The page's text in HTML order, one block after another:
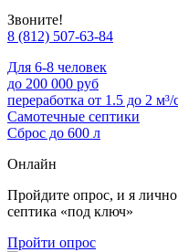
Звоните!
8 (812) 507-63-84
Для 6-8 человек
до 200 000 руб
переработка от 1.5 до 2 м³/
Самотечные септики
Сброс до 600 л
Онлайн
Пройдите опрос, и я
септика «под ключ»
Пройти опрос